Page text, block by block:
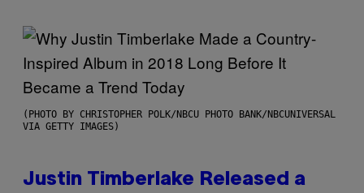
(PHOTO BY CHRISTOPHER POLK/NBCU PHOTO BANK/NBCUNIVERSAL
VIA GETTY IMAGES)
Justin Timberlake Released a